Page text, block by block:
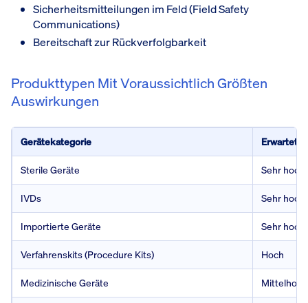
Sicherheitsmitteilungen im Feld (Field Safety
Communications)
Bereitschaft zur Rückverfolgbarkeit
Produkttypen Mit Voraussichtlich Größten
Auswirkungen
Gerätekategorie Erwartete
Sterile Geräte Sehr hoch
IVDs Sehr hoch
Importierte Geräte Sehr hoch
Verfahrenskits (Procedure Kits) Hoch
Medizinische Geräte Mittelhoch